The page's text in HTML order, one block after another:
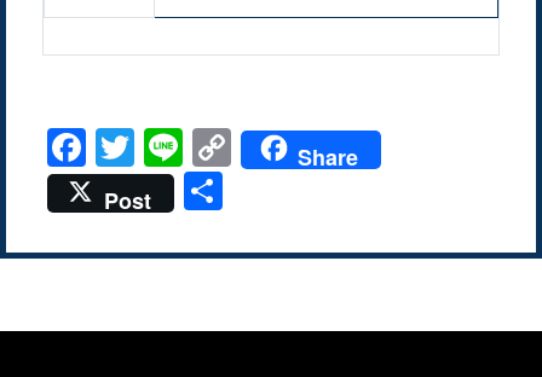
Facebook
Twitter
LineCopy
Link
Share
Post